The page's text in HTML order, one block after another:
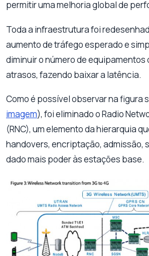
permitir uma melhoria global de
Toda a infraestrutura foi
aumento de tráfego esperado e
diminuir o número de equipamentos
atrasos, fazendo baixar a latência.
Como é possível observar na figura
imagem), foi eliminado o Radio
(RNC), um elemento da hierarquia
handovers, encriptação, admissão,
dado mais poder às estações base.